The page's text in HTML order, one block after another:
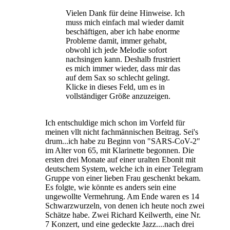
Vielen Dank für deine Hinweise. Ich
muss mich einfach mal wieder damit
beschäftigen, aber ich habe enorme
Probleme damit, immer gehabt,
obwohl ich jede Melodie sofort
nachsingen kann. Deshalb frustriert
es mich immer wieder, dass mir das
auf dem Sax so schlecht gelingt.
Klicke in dieses Feld, um es in
vollständiger Größe anzuzeigen.
Ich entschuldige mich schon im Vorfeld für
meinen vllt nicht fachmännischen Beitrag. Sei's
drum...ich habe zu Beginn von "SARS-CoV-2"
im Alter von 65, mit Klarinette begonnen. Die
ersten drei Monate auf einer uralten Ebonit mit
deutschem System, welche ich in einer Telegram
Gruppe von einer lieben Frau geschenkt bekam.
Es folgte, wie könnte es anders sein eine
ungewollte Vermehrung. Am Ende waren es 14
Schwarzwurzeln, von denen ich heute noch zwei
Schätze habe. Zwei Richard Keilwerth, eine Nr.
7 Konzert, und eine gedeckte Jazz....nach drei